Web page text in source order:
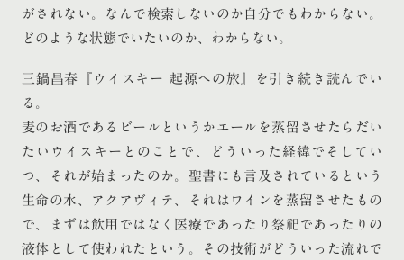
がされない。なんで検索しないのか自分でもわからない。
どのような状態でいたいのか、わからない。
三鍋昌春『ウイスキー 起源への旅』を引き続き読んでい
る。
麦のお酒であるビールというかエールを蒸留させたらだい
たいウイスキーとのことで、どういった経緯でそしてい
つ、それが始まったのか。聖書にも言及されているという
生命の水、アクアヴィテ、それはワインを蒸留させたもの
で、まずは飲用ではなく医療であったり祭祀であったりの
液体として使われたという。その技術がどういった流れで